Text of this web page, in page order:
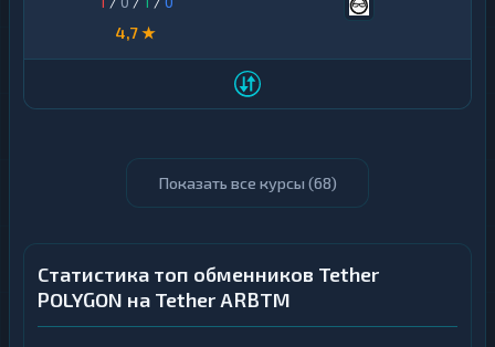
4,7 ★
Показать все курсы (68)
Статистика топ обменников Tether
POLYGON на Tether ARBTM